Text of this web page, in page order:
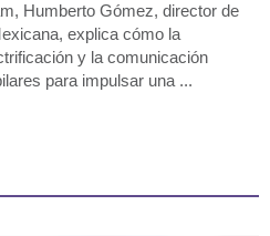
Humberto Gómez, director de
explica cómo la
y la comunicación
para impulsar una ...